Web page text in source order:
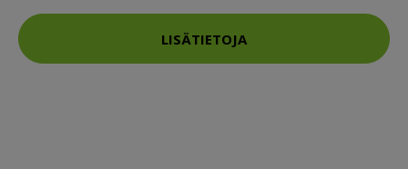
LISÄTIETOJA